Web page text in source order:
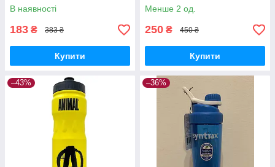
В наявності
183 ₴ 383 ₴
Купити
Менше 2 од.
250 ₴ 450 ₴
Купити
–43% –36%